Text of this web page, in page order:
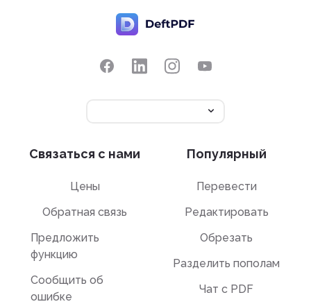
Связаться с нами
Цены
Обратная связь
Предложить
функцию
Сообщить об
ошибке
Популярный
Перевести
Редактировать
Обрезать
Разделить пополам
Чат с PDF